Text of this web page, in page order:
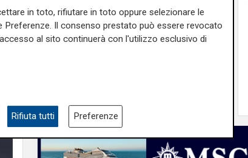
Unica
Genoa, sprint abbonamenti:
superata quota 20mila rinnovi
in toto, rifiutare in toto oppure selezionare le
Il consenso prestato può essere revocato
al sito continuerà con l'utilizzo esclusivo di
Rifiuta tutti Preferenze